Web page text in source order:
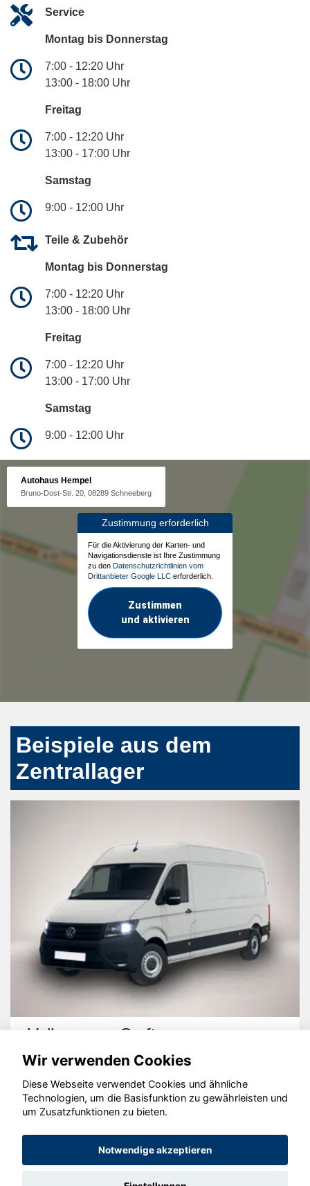
Service
Montag bis Donnerstag
7:00 - 12:20 Uhr
13:00 - 18:00 Uhr
Freitag
7:00 - 12:20 Uhr
13:00 - 17:00 Uhr
Samstag
9:00 - 12:00 Uhr
Teile & Zubehör
Montag bis Donnerstag
7:00 - 12:20 Uhr
13:00 - 18:00 Uhr
Freitag
7:00 - 12:20 Uhr
13:00 - 17:00 Uhr
Samstag
9:00 - 12:00 Uhr
Autohaus Hempel
Bruno-Dost-Str. 20, 08289 Schneeberg
Zustimmung erforderlich
Für die Aktivierung der Karten- und
Navigationsdienste ist Ihre Zustimmung
zu den Datenschutzrichtlinien vom
Drittanbieter Google LLC erforderlich.
Zustimmen
und aktivieren
Beispiele aus dem
Zentrallager
Volkswagen Crafter
© konjunkturmotor.de GmbH 2020 - 2026
Wir verwenden Cookies
Diese Webseite verwendet Cookies und ähnliche
Technologien, um die Basisfunktion zu gewährleisten und
um Zusatzfunktionen zu bieten.
Notwendige akzeptieren